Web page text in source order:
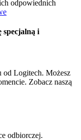
odpowiednich
specjalną i
od Logitech. Możesz
Zobacz naszą
odbiorczej.